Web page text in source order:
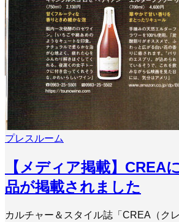
プレスルーム
【メディア掲載】CREA
品が掲載されました
カルチャー＆スタイル誌「CREA（ク